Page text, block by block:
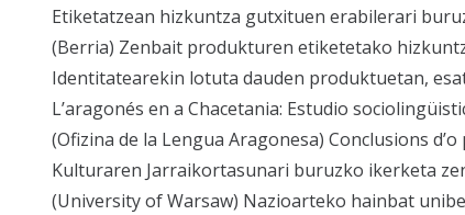
Etiketatzean hizkuntza gutxituen erabilerari
(Berria) Zenbait produkturen etiketetako
Identitatearekin lotuta dauden produktuetan,
L’aragonés en a Chacetania: Estudio
(Ofizina de la Lengua Aragonesa) Conclusions
Kulturaren Jarraikortasunari buruzko ikerketa
(University of Warsaw) Nazioarteko hainbat